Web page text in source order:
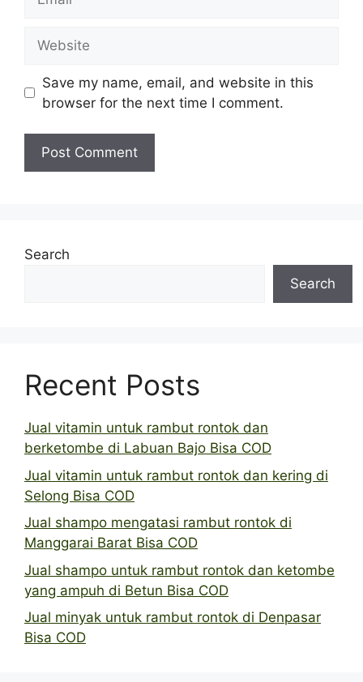
Save my name, email, and website in this
browser for the next time I comment.
Search
Search
Recent Posts
Jual vitamin untuk rambut rontok dan
berketombe di Labuan Bajo Bisa COD
Jual vitamin untuk rambut rontok dan kering di
Selong Bisa COD
Jual shampo mengatasi rambut rontok di
Manggarai Barat Bisa COD
Jual shampo untuk rambut rontok dan ketombe
yang ampuh di Betun Bisa COD
Jual minyak untuk rambut rontok di Denpasar
Bisa COD